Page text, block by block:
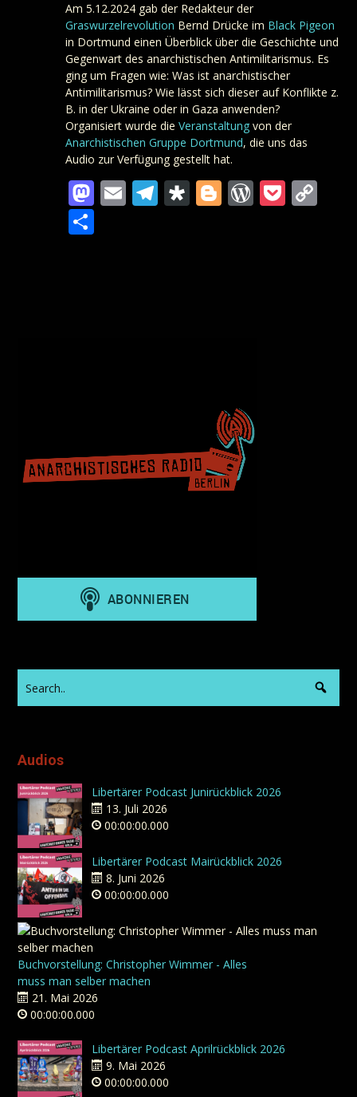
Am 5.12.2024 gab der Redakteur der
Graswurzelrevolution Bernd Drücke im Black Pigeon
in Dortmund einen Überblick über die Geschichte und
Gegenwart des anarchistischen Antimilitarismus. Es
ging um Fragen wie: Was ist anarchistischer
Antimilitarismus? Wie lässt sich dieser auf Konflikte z.
B. in der Ukraine oder in Gaza anwenden?
Organisiert wurde dieVeranstaltung von der
Anarchistischen Gruppe Dortmund, die uns das
Audio zur Verfügung gestellt hat.
Mastodon
EmailTelegram
Diaspora
Blogger
Audios
Libertärer Podcast Junirückblick 2026
13. Juli 2026
00:00:00.000
Libertärer Podcast Mairückblick 2026
8. Juni 2026
00:00:00.000
Buchvorstellung: Christopher Wimmer - Alles
muss man selber machen
21. Mai 2026
00:00:00.000
Libertärer Podcast Aprilrückblick 2026
9. Mai 2026
00:00:00.000